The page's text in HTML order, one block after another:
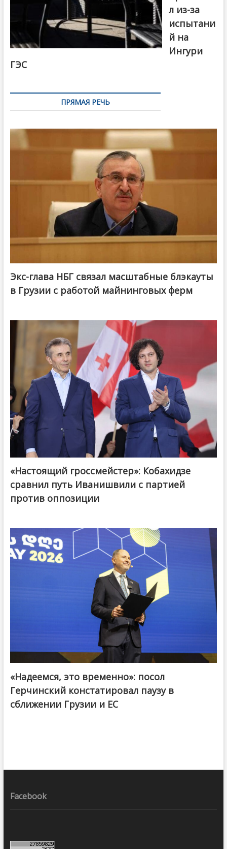
л из-за
испытани
й на
Ингури
ГЭС
ПРЯМАЯ РЕЧЬ
Экс-глава НБГ связал масштабные блэкауты
в Грузии с работой майнинговых ферм
@ქართული ოცნება / Georgian Dream
«Настоящий гроссмейстер»: Кобахидзе
сравнил путь Иванишвили с партией
против оппозиции
«Надеемся, это временно»: посол
Герчинский констатировал паузу в
сближении Грузии и ЕС
Facebook